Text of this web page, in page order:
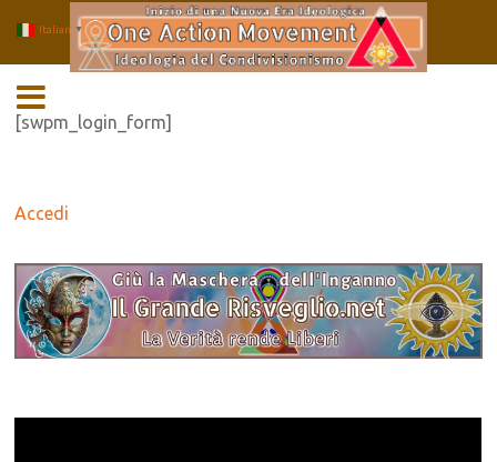
contenuto
[swpm_login_form]
Accedi
Italian ▼